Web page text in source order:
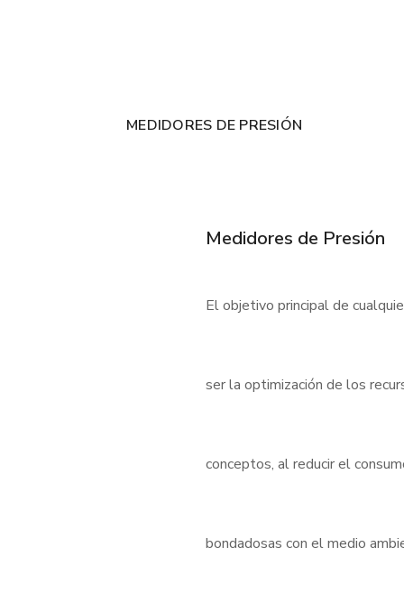
MEDIDORES DE PRESIÓN
Medidores de Presión
El objetivo principal de
ser la optimización de los
conceptos, al reducir el
bondadosas con el medio